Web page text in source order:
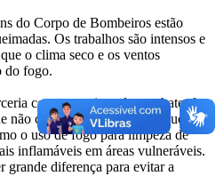
do Corpo de Bombeiros estão
Os trabalhos são intensos e
o clima seco e os ventos
do fogo.
com as equipes de combate, faz
não contribuam com ações que
o uso de fogo para limpeza de
inflamáveis em áreas vulneráveis.
grande diferença para evitar a